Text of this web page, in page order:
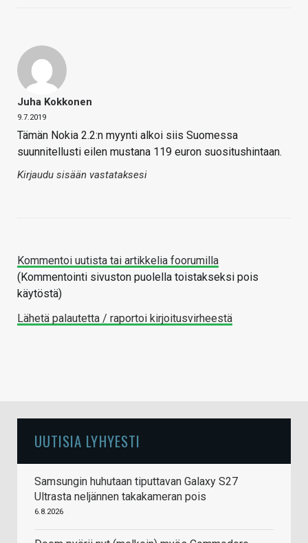
Juha Kokkonen
9.7.2019
Tämän Nokia 2.2:n myynti alkoi siis Suomessa
suunnitellusti eilen mustana 119 euron suositushintaan.
Kirjaudu sisään vastataksesi
Kommentoi uutista tai artikkelia foorumilla
(Kommentointi sivuston puolella toistakseksi pois
käytöstä)
Lähetä palautetta / raportoi kirjoitusvirheestä
UUTISIA LYHYESTI
Samsungin huhutaan tiputtavan Galaxy S27
Ultrasta neljännen takakameran pois
6.8.2026